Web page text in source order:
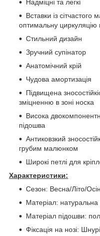
Надміцні та легкі
Вставки із сітчастого
оптимальну циркуляцію
Стильний дизайн
Зручний супінатор
Анатомічний крій
Чудова амортизація
Підвищена
зміцненню в зоні носка
Висока
підошва
Антиковзкий
грубим малюнком
Широкі петлі для
Характеристики:
Сезон: Весна/Літо/
Матеріал: натуральна
Матеріал підошви:
Фіксація на нозі: